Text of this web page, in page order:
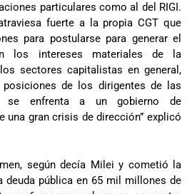
particulares como al del RIGI.
fuerte a la propia CGT que
para postularse para generar el
los intereses materiales de la
sectores capitalistas en general,
posiciones de los dirigentes de las
se enfrenta a un gobierno de
una gran crisis de dirección” explicó
según decía Milei y cometió la
deuda pública en 65 mil millones de